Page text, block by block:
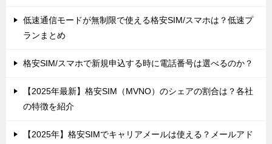
低速通信モードが無制限で使える格安SIM/スマホは？低速プ
ランまとめ
格安SIM/スマホで新規申込する時に電話番号は選べるのか？
【2025年最新】格安SIM（MVNO）のシェアの割合は？各社
の特徴を紹介
【2025年】格安SIMでキャリアメールは使える？メールアド